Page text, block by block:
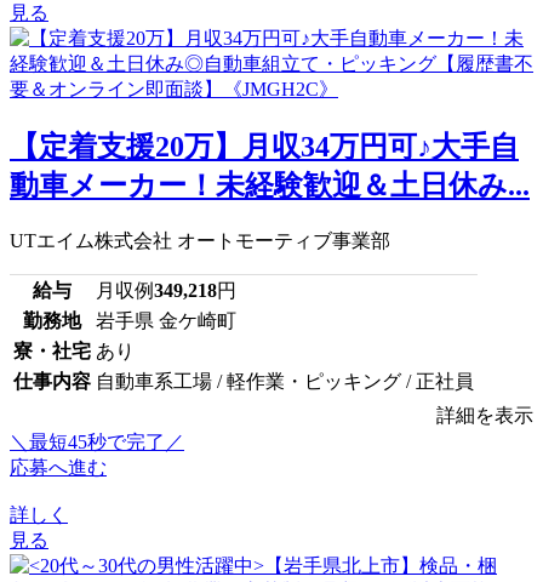
見る
【定着支援20万】月収34万円可♪大手自
動車メーカー！未経験歓迎＆土日休み...
UTエイム株式会社 オートモーティブ事業部
給与 月収例349,218円
勤務地
岩手県 金ケ崎町
寮・社宅 あり
仕事内容 自動車系工場 / 軽作業・ピッキング / 正社員
詳細を表示
＼最短45秒で完了／
応募へ進む
詳しく
見る